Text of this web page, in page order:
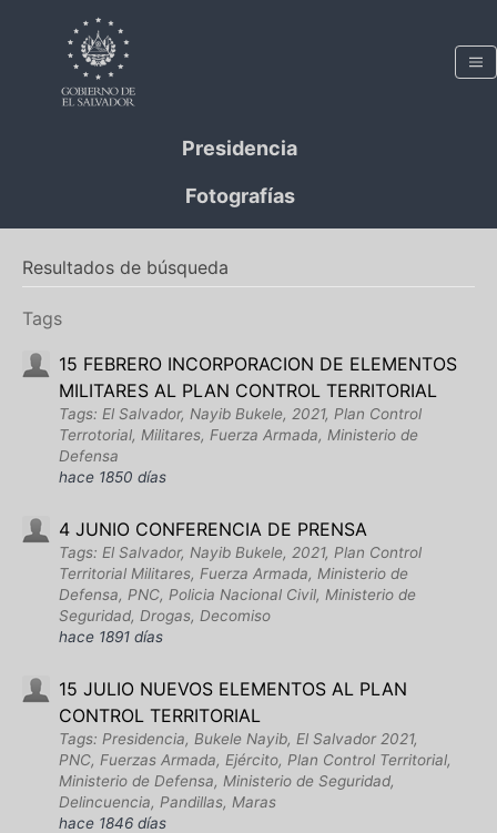
Presidencia
Fotografías
Resultados de búsqueda
Tags
15 FEBRERO INCORPORACION DE ELEMENTOS
MILITARES AL PLAN CONTROL TERRITORIAL
Tags: El Salvador, Nayib Bukele, 2021, Plan Control
Terrotorial, Militares, Fuerza Armada, Ministerio de
Defensa
hace 1850 días
4 JUNIO CONFERENCIA DE PRENSA
Tags: El Salvador, Nayib Bukele, 2021, Plan Control
Territorial Militares, Fuerza Armada, Ministerio de
Defensa, PNC, Policia Nacional Civil, Ministerio de
Seguridad, Drogas, Decomiso
hace 1891 días
15 JULIO NUEVOS ELEMENTOS AL PLAN
CONTROL TERRITORIAL
Tags: Presidencia, Bukele Nayib, El Salvador 2021,
PNC, Fuerzas Armada, Ejército, Plan Control Territorial,
Ministerio de Defensa, Ministerio de Seguridad,
Delincuencia, Pandillas, Maras
hace 1846 días